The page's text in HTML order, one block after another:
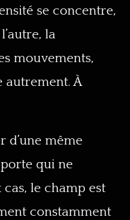
se concentre,
la
mouvements,
autrement. À
d’une même
porte qui ne
cas, le champ est
constamment